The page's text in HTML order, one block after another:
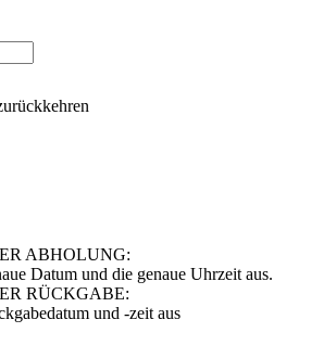
ABHOLUNG:
Datum und die genaue Uhrzeit aus.
RÜCKGABE:
und -zeit aus